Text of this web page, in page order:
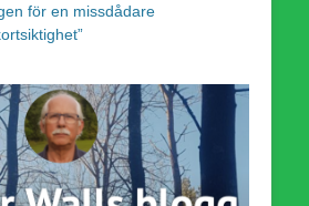
för en missdådare